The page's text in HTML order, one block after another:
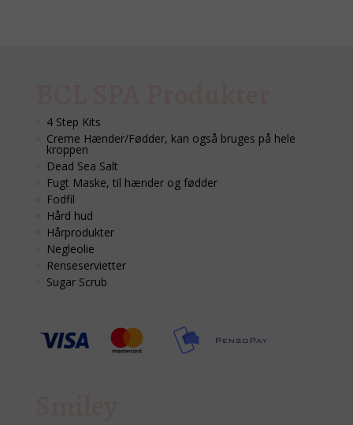
4 Step Kits
Creme Hænder/Fødder, kan også bruges på hele
kroppen
Dead Sea Salt
Fugt Maske, til hænder og fødder
Fodfil
Hård hud
Hårprodukter
Negleolie
Renseservietter
Sugar Scrub